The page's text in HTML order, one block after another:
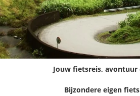
Jouw fietsreis, avontuur
Bijzondere eigen